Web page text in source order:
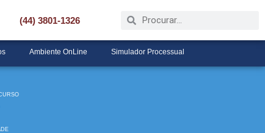
(44) 3801-1326
Ambiente OnLine Simulador Processual